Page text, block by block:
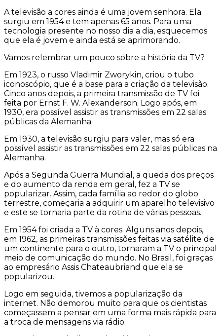
A televisão a cores ainda é uma jovem senhora. Ela
surgiu em 1954 e tem apenas 65 anos. Para uma
tecnologia presente no nosso dia a dia, esquecemos
que ela é jovem e ainda está se aprimorando.
Vamos relembrar um pouco sobre a história da TV?
Em 1923, o russo Vladimir Zworykin, criou o tubo
iconoscópio, que é a base para a criação da televisão.
Cinco anos depois, a primeira transmissão de TV foi
feita por Ernst F. W. Alexanderson. Logo após, em
1930, era possível assistir as transmissões em 22 salas
públicas da Alemanha.
Em 1930, a televisão surgiu para valer, mas só era
possível assistir as transmissões em 22 salas públicas na
Alemanha.
Após a Segunda Guerra Mundial, a queda dos preços
e do aumento da renda em geral, fez a TV se
popularizar. Assim, cada família ao redor do globo
terrestre, começaria a adquirir um aparelho televisivo
e este se tornaria parte da rotina de várias pessoas.
Em 1954 foi criada a TV à cores. Alguns anos depois,
em 1962, as primeiras transmissões feitas via satélite de
um continente para o outro, tornaram a TV o principal
meio de comunicação do mundo. No Brasil, foi graças
ao empresário Assis Chateaubriand que ela se
popularizou.
Logo em seguida, tivemos a popularização da
internet. Não demorou muito para que os cientistas
começassem a pensar em uma forma mais rápida para
a troca de mensagens via rádio.